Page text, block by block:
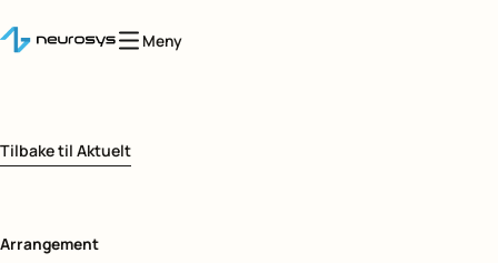
Meny
Tilbake til Aktuelt
Arrangement